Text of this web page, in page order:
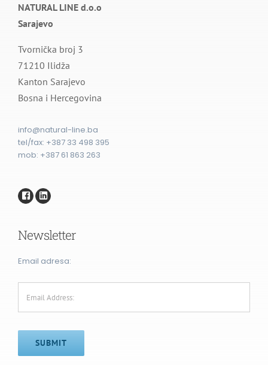
NATURAL LINE d.o.o
Sarajevo
Tvornička broj 3
71210 Ilidža
Kanton Sarajevo
Bosna i Hercegovina
info@natural-line.ba
tel/fax: ⁨+387 33 498 395⁩
mob: +387 61 863 263
Newsletter
Email adresa:
SUBMIT